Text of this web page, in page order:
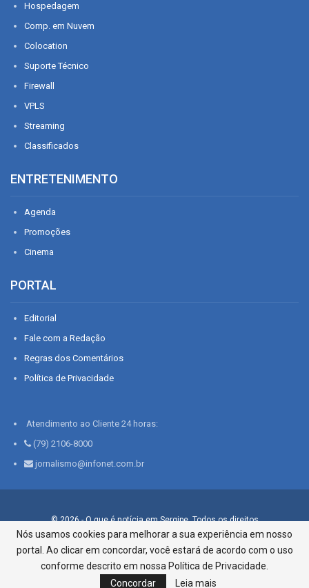
Hospedagem
Comp. em Nuvem
Colocation
Suporte Técnico
Firewall
VPLS
Streaming
Classificados
ENTRETENIMENTO
Agenda
Promoções
Cinema
PORTAL
Editorial
Fale com a Redação
Regras dos Comentários
Política de Privacidade
Atendimento ao Cliente 24 horas:
(79) 2106-8000
jornalismo@infonet.com.br
© 2026 - O que é notícia em Sergipe. Todos os direitos
reservados.
Infonet - Rua Monsenhor Silveira 276, Bairro São José |
Aracaju-SE, CEP 49015-030, Fone: 79.2106.8000 - CI Centro de
Informações LTDA
Nós usamos cookies para melhorar a sua experiência em nosso
portal. Ao clicar em concordar, você estará de acordo com o uso
conforme descrito em nossa Política de Privacidade.
Concordar
Leia mais